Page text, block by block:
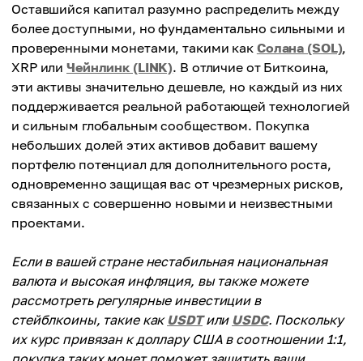
Оставшийся капитал разумно распределить между
более доступными, но фундаментально сильными и
проверенными монетами, такими как Солана (SOL),
XRP илиЧейнлинк (LINK). В отличие от Биткоина,
эти активы значительно дешевле, но каждый из них
поддерживается реальной работающей технологией
и сильным глобальным сообществом. Покупка
небольших долей этих активов добавит вашему
портфелю потенциал для дополнительного роста,
одновременно защищая вас от чрезмерных рисков,
связанных с совершенно новыми и неизвестными
проектами.
Если в вашей стране нестабильная национальная
валюта и высокая инфляция, вы также можете
рассмотреть регулярные инвестиции в
стейблкоины, такие как USDTили USDC. Поскольку
их курс привязан к доллару США в соотношении 1:1,